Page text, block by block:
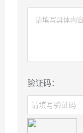
验证码：